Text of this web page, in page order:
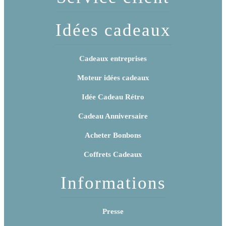
Idées cadeaux
Cadeaux entreprises
Moteur idées cadeaux
Idée Cadeau Rétro
Cadeau Anniversaire
Acheter Bonbons
Coffrets Cadeaux
Informations
Presse